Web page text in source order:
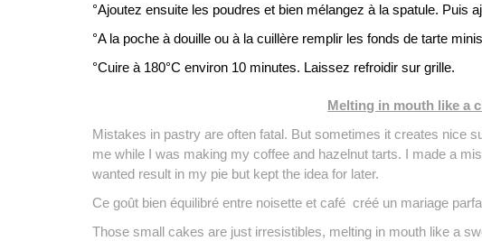
°Ajoutez ensuite les poudres et bien mélangez à la spatule. Puis
°A la poche à douille ou à la cuillère remplir les fonds de tarte
°Cuire à 180°C environ 10 minutes. Laissez refroidir sur grille.
Melting in mouth like a
Mistakes in pastry are often fatal. But sometimes it creates nice
me while I was making my coffee and hazelnut tarts. I made a
wanted result in my pie but kept the idea for later.
Ce goût bien équilibré entre noisette et café créé un mariage
Those small cakes are just irresistibles, melting in mouth like a